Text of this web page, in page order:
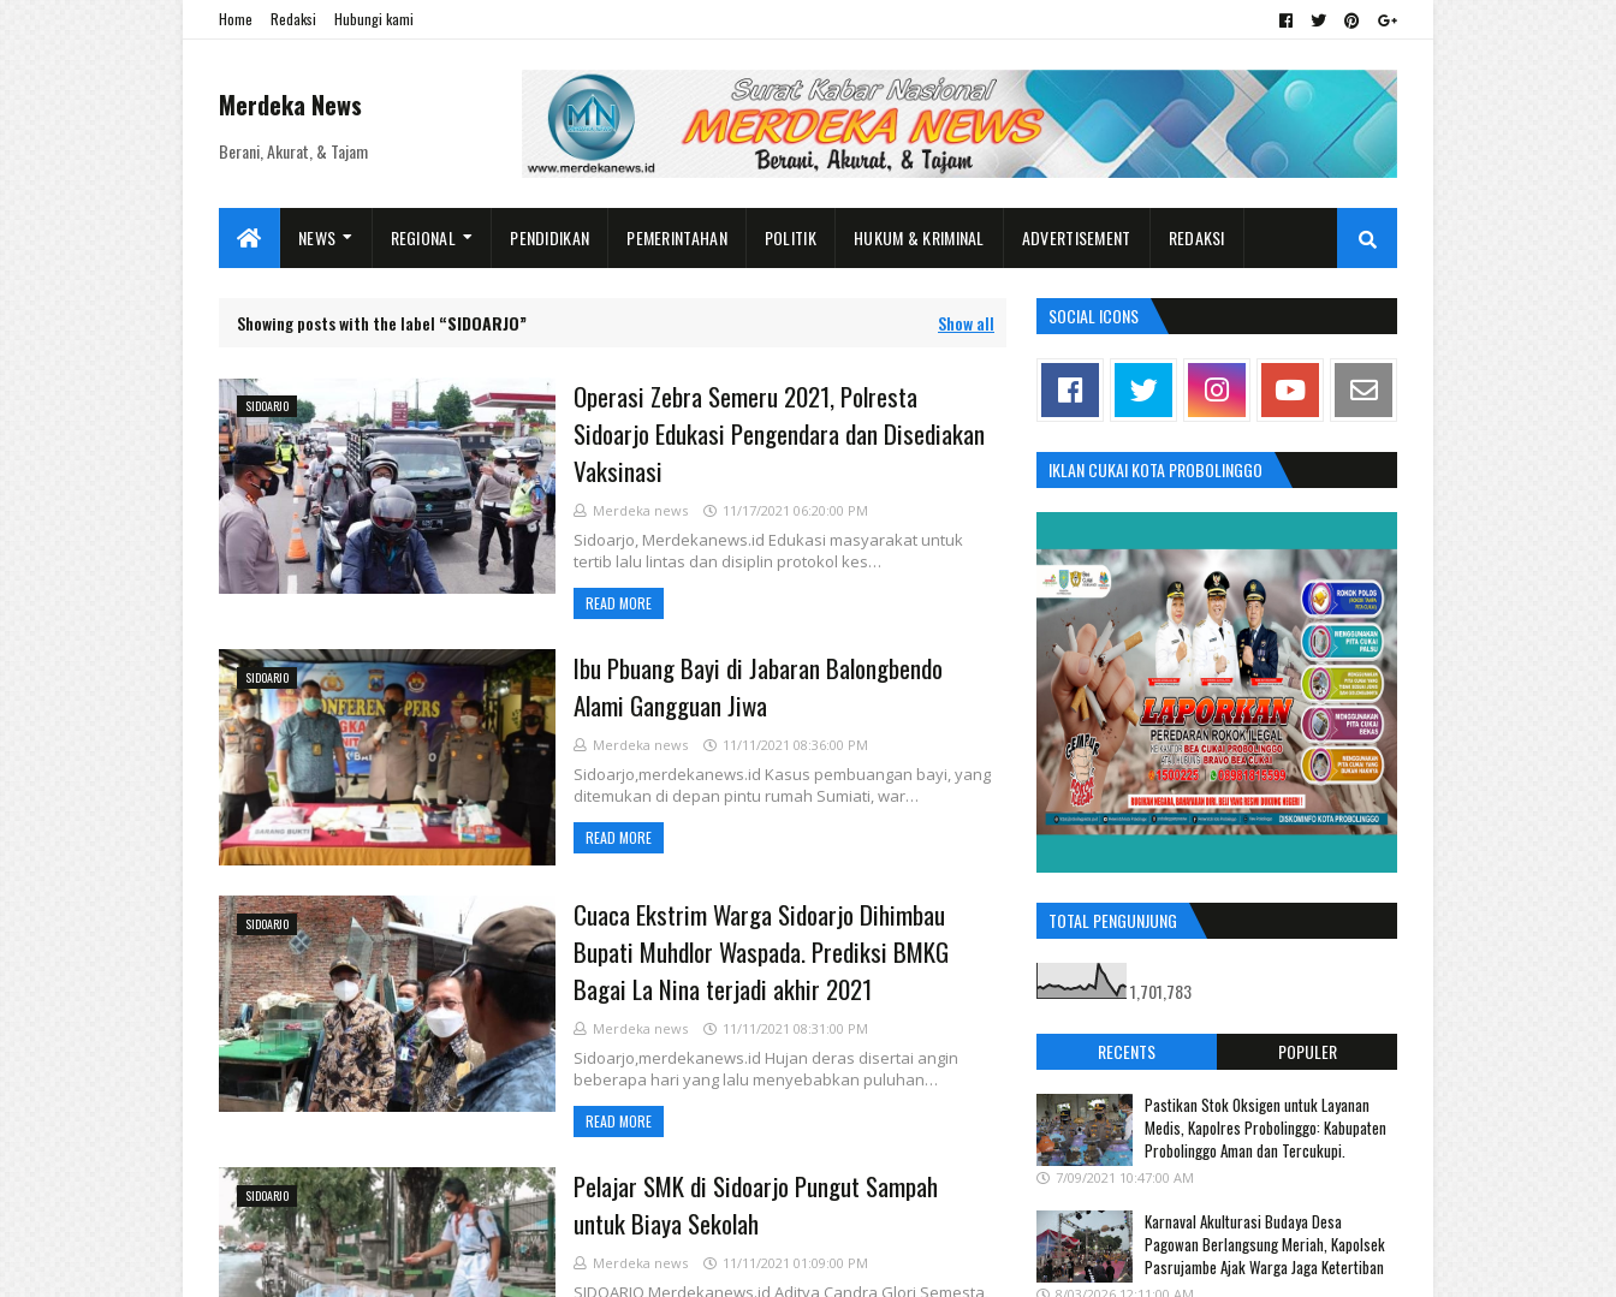
Home Redaksi Hubungi kami
Merdeka News
Berani, Akurat, & Tajam
NEWS REGIONAL PENDIDIKAN PEMERINTAHAN POLITIK HUKUM & KRIMINAL ADVERTISEMENT REDAKSI
Showing posts with the label SIDOARJO Show all
SIDOARJO
Operasi Zebra Semeru 2021, Polresta
Sidoarjo Edukasi Pengendara dan Disediakan
Vaksinasi
Merdeka news 11/17/2021 06:20:00 PM
Sidoarjo, Merdekanews.id Edukasi masyarakat untuk
tertib lalu lintas dan disiplin protokol kes…
READ MORE
SIDOARJO
Ibu Pbuang Bayi di Jabaran Balongbendo
Alami Gangguan Jiwa
Merdeka news 11/11/2021 08:36:00 PM
Sidoarjo,merdekanews.id Kasus pembuangan bayi, yang
ditemukan di depan pintu rumah Sumiati, war…
READ MORE
SIDOARJO
Cuaca Ekstrim Warga Sidoarjo Dihimbau
Bupati Muhdlor Waspada. Prediksi BMKG
Bagai La Nina terjadi akhir 2021
Merdeka news 11/11/2021 08:31:00 PM
Sidoarjo,merdekanews.id Hujan deras disertai angin
beberapa hari yang lalu menyebabkan puluhan…
READ MORE
SIDOARJO
Pelajar SMK di Sidoarjo Pungut Sampah
untuk Biaya Sekolah
Merdeka news 11/11/2021 01:09:00 PM
SIDOARJO,Merdekanews.id Aditya Candra Glori Semesta,
SOCIAL ICONS
IKLAN CUKAI KOTA PROBOLINGGO
TOTAL PENGUNJUNG
1,701,783
RECENTS POPULER
Pastikan Stok Oksigen untuk Layanan
Medis, Kapolres Probolinggo: Kabupaten
Probolinggo Aman dan Tercukupi.
7/09/2021 10:47:00 AM
Karnaval Akulturasi Budaya Desa
Pagowan Berlangsung Meriah, Kapolsek
Pasrujambe Ajak Warga Jaga Ketertiban